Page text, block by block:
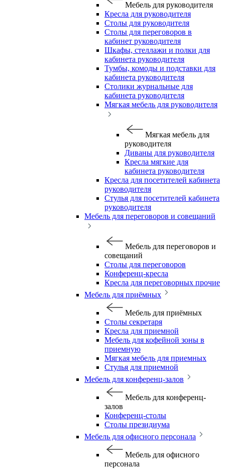
Мебель для руководителя
Кресла для руководителя
Столы для руководителя
Столы для переговоров в
кабинет руководителя
Шкафы, стеллажи и полки для
кабинета руководителя
Тумбы, комоды и подставки для
кабинета руководителя
Столики журнальные для
кабинета руководителя
Мягкая мебель для руководителя
Мягкая мебель для
руководителя
Диваны для руководителя
Кресла мягкие для
кабинета руководителя
Кресла для посетителей кабинета
руководителя
Стулья для посетителей кабинета
руководителя
Мебель для переговоров и совещаний
Мебель для переговоров и
совещаний
Столы для переговоров
Конференц-кресла
Кресла для переговорных прочие
Мебель для приёмных
Мебель для приёмных
Столы секретаря
Кресла для приемной
Мебель для кофейной зоны в
приемную
Мягкая мебель для приемных
Стулья для приемной
Мебель для конференц-залов
Мебель для конференц-
залов
Конференц-столы
Столы президиума
Мебель для офисного персонала
Мебель для офисного
персонала